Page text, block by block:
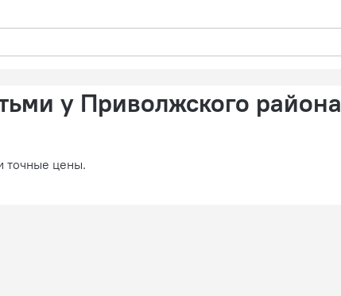
у Приволжского района
точные цены.